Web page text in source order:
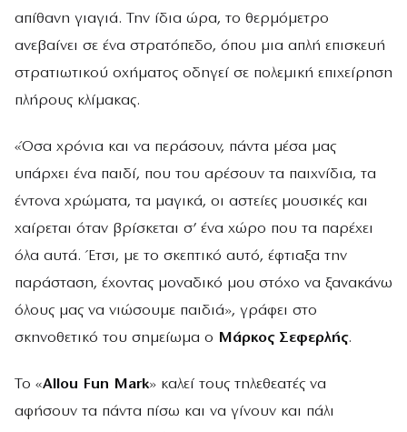
απίθανη γιαγιά. Την ίδια ώρα, το θερμόμετρο
ανεβαίνει σε ένα στρατόπεδο, όπου μια απλή επισκευή
στρατιωτικού οχήματος οδηγεί σε πολεμική επιχείρηση
πλήρους κλίμακας.
«Όσα χρόνια και να περάσουν, πάντα μέσα μας
υπάρχει ένα παιδί, που του αρέσουν τα παιχνίδια, τα
έντονα χρώματα, τα μαγικά, οι αστείες μουσικές και
χαίρεται όταν βρίσκεται σ’ ένα χώρο που τα παρέχει
όλα αυτά. Έτσι, με το σκεπτικό αυτό, έφτιαξα την
παράσταση, έχοντας μοναδικό μου στόχο να ξανακάνω
όλους μας να νιώσουμε παιδιά», γράφει στο
σκηνοθετικό του σημείωμα ο Μάρκος Σεφερλής.
Το «Allou Fun Mark» καλεί τους τηλεθεατές να
αφήσουν τα πάντα πίσω και να γίνουν και πάλι